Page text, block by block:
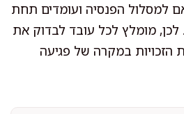
למסלול הפנסיה ועומדים תחת
לכן, מומלץ לכל עובד לבדוק את
הזכויות במקרה של פגיעה